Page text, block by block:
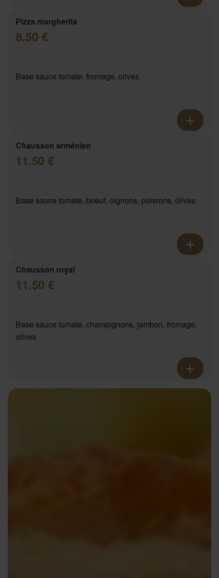
Pizza margherita
8.50 €
Base sauce tomate, fromage, olives
Chausson arménien
11.50 €
Base sauce tomate, boeuf, oignons, poivrons, olives
Chausson royal
11.50 €
Base sauce tomate, champignons, jambon, fromage,
olives